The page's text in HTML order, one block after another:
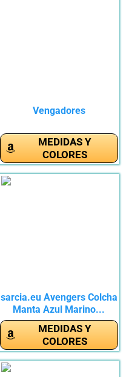
Vengadores
MEDIDAS Y
COLORES
sarcia.eu Avengers Colcha
Manta Azul Marino...
MEDIDAS Y
COLORES